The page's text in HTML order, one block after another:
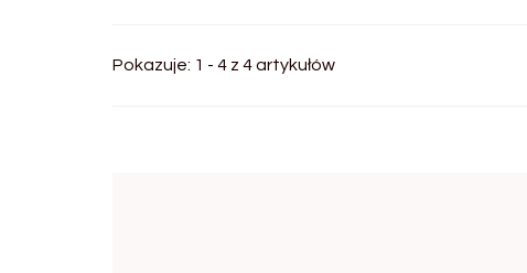
Pokazuje: 1 - 4 z 4 artykułów